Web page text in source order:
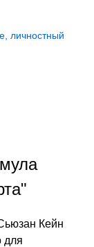
личностный
Кейн
для